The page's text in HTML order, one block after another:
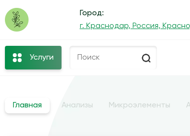
Город:
г. Краснодар, Россия,
Услуги
Главная Анализы Микроэлементы